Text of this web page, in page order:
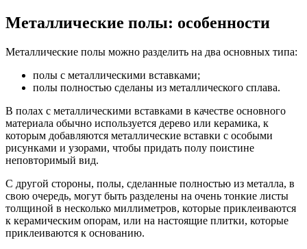
Металлические полы: особенности
Металлические полы можно разделить на два основных типа:
полы с металлическими вставками;
полы полностью сделаны из металлического сплава.
В полах с металлическими вставками в качестве основного
материала обычно используется дерево или керамика, к
которым добавляются металлические вставки с особыми
рисунками и узорами, чтобы придать полу поистине
неповторимый вид.
С другой стороны, полы, сделанные полностью из металла, в
свою очередь, могут быть разделены на очень тонкие листы
толщиной в несколько миллиметров, которые приклеиваются
к керамическим опорам, или на настоящие плитки, которые
приклеиваются к основанию.